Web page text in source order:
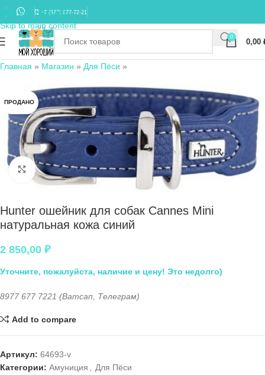
Skip to navigation
Skip to main content
+7 (977) 677-72-21
0
0,00
Главная » Магазин » Для Пёси »
ПРОДАНО
Нажмите, чтобы увеличить
Hunter ошейник для собак Cannes Mini
натуральная кожа синий
2 850,00 ₽
Уточните, пожалуйста, наличие и цену! Это недолго)
8977 677 7221 (Ватсап, Телеграм)
Add to compare
Артикул: 64693-v
Категории: Амуниция
Для Пёси